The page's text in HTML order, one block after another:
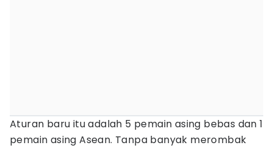
Aturan baru itu adalah 5 pemain asing bebas dan 1
pemain asing Asean. Tanpa banyak merombak